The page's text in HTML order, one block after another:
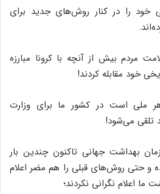
خود را در کنار روش‌های جدید برای
مردم بیش از آنچه با کرونا مبارزه
خود مقابله کردند!
ملی است در کشور ما برای وزارت
تلقی می‌شود!
بهداشت جهانی تاکنون چندین بار
و حتی روش‌های قبلی را هم مضر اعلام
ما اعلام نگرانی نکردند؛